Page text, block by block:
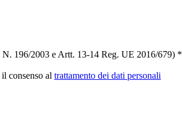
196/2003 e Artt. 13-14 Reg. UE 2016/679) *
consenso al trattamento dei dati personali